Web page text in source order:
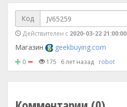
Код
Действителен с 2020-03-22 21:00:00
Магазин geekbuying.com
0 175 6 лет назад robot